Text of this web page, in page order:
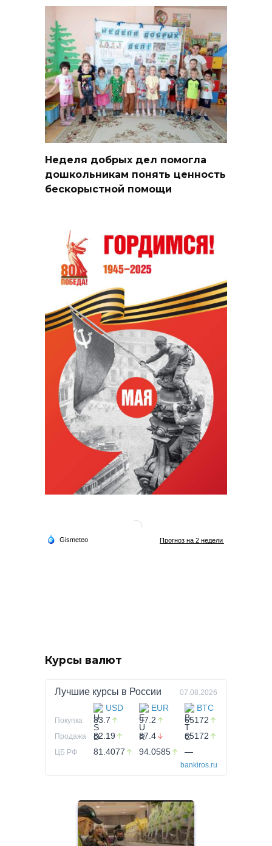
Неделя добрых дел помогла
дошкольникам понять ценность
бескорыстной помощи
Курсы валют
Лучшие курсы в России 07.08.2026
USD EUR BTC
Покупка 83.7 97.2 65172
Продажа 82.19 87.4 65172
ЦБ РФ 81.4077 94.0585 —
bankiros.ru